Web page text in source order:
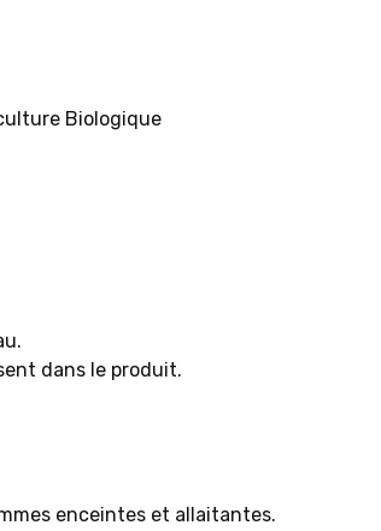
Biologique
dans le produit.
enceintes et allaitantes.